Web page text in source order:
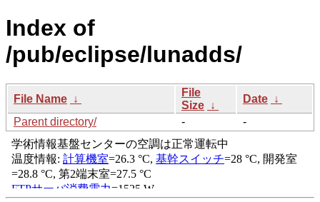
Index of
/pub/eclipse/lunadds/
File Name ↓
File
Size ↓
Date ↓
Parent directory/
- -